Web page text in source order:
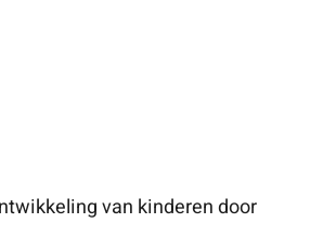
van kinderen door